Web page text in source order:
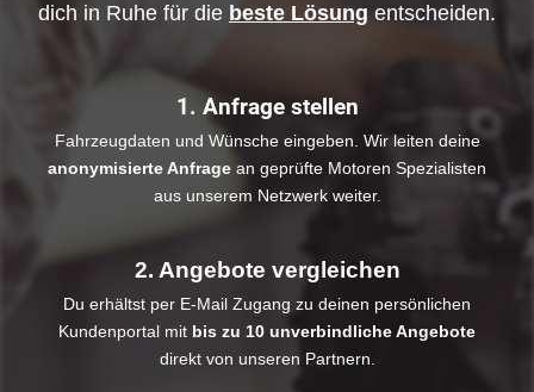
dich in Ruhe für die beste Lösung entscheiden.
1. Anfrage stellen
Fahrzeugdaten und Wünsche eingeben. Wir leiten deine
anonymisierte Anfrage an geprüfte Motoren Spezialisten
aus unserem Netzwerk weiter.
2. Angebote vergleichen
Du erhältst per E-Mail Zugang zu deinen persönlichen
Kundenportal mit bis zu 10 unverbindliche Angebote
direkt von unseren Partnern.